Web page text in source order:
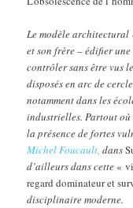
Le modèle
et son frère – édifier
contrôler sans être vus
disposés en arc de
notamment dans les
industrielles. Partout
la présence de fortes
Michel Foucault, dans
d’ailleurs dans cette «
regard dominateur et
disciplinaire moderne.